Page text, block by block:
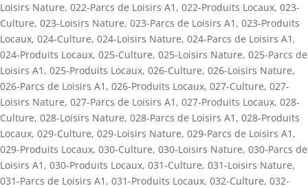
Loisirs Nature, 022-Parcs de Loisirs A1 , 022-Produits Locaux, 023-
Culture, 023-Loisirs Nature, 023-Parcs de Loisirs A1 , 023-Produits
Locaux, 024-Culture, 024-Loisirs Nature, 024-Parcs de Loisirs A1 ,
024-Produits Locaux, 025-Culture, 025-Loisirs Nature, 025-Parcs de
Loisirs A1 , 025-Produits Locaux, 026-Culture, 026-Loisirs Nature,
026-Parcs de Loisirs A1 , 026-Produits Locaux, 027-Culture, 027-
Loisirs Nature, 027-Parcs de Loisirs A1 , 027-Produits Locaux, 028-
Culture, 028-Loisirs Nature, 028-Parcs de Loisirs A1 , 028-Produits
Locaux, 029-Culture, 029-Loisirs Nature, 029-Parcs de Loisirs A1 ,
029-Produits Locaux, 030-Culture, 030-Loisirs Nature, 030-Parcs de
Loisirs A1 , 030-Produits Locaux, 031-Culture, 031-Loisirs Nature,
031-Parcs de Loisirs A1 , 031-Produits Locaux, 032-Culture, 032-